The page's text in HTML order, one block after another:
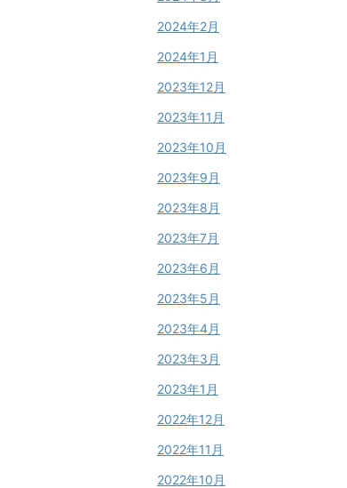
2024年2月
2024年1月
2023年12月
2023年11月
2023年10月
2023年9月
2023年8月
2023年7月
2023年6月
2023年5月
2023年4月
2023年3月
2023年1月
2022年12月
2022年11月
2022年10月